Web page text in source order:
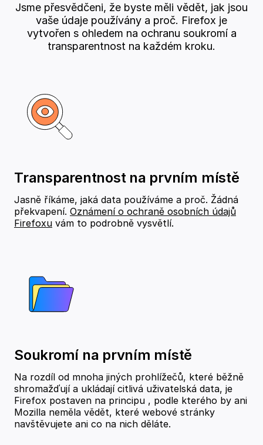
Jsme přesvědčeni, že byste měli vědět, jak jsou
vaše údaje používány a proč. Firefox je
vytvořen s ohledem na ochranu soukromí a
transparentnost na každém kroku.
Transparentnost na prvním místě
Jasně říkáme, jaká data používáme a proč. Žádná
překvapení. Oznámení o ochraně osobních údajů
Firefoxu vám to podrobně vysvětlí.
Soukromí na prvním místě
Na rozdíl od mnoha jiných prohlížečů, které běžně
shromažďují a ukládají citlivá uživatelská data, je
Firefox postaven na principu , podle kterého by ani
Mozilla neměla vědět, které webové stránky
navštěvujete ani co na nich děláte.